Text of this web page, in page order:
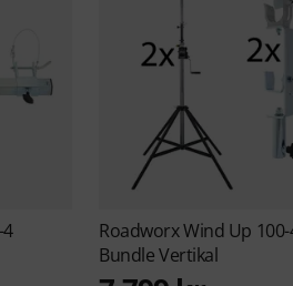
RoadworxWind Up
Bundle Vertikal